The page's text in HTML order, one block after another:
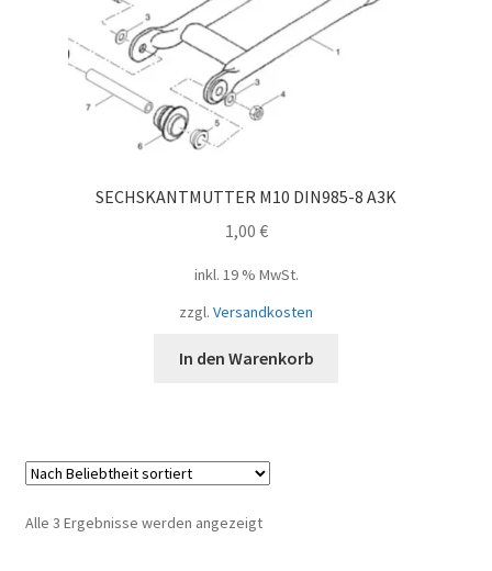
SECHSKANTMUTTER M10 DIN985-8 A3K
1,00 €
inkl. 19 % MwSt.
zzgl. Versandkosten
In den Warenkorb
Alle 3 Ergebnisse werden angezeigtNach